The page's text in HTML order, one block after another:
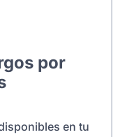
por
en tu